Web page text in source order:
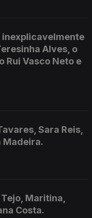
inexplicavelmente
Alves, o
Rui Vasco Neto e
Sara Reis,
Madeira.
Maritina,
Costa.